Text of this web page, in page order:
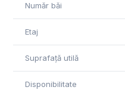
* La cateva minute de Piata
* Aproape de restaurante,
Ideal pentru:
– locuinta de familie
Număr băi
Etaj
Suprafață utilă
Disponibilitate